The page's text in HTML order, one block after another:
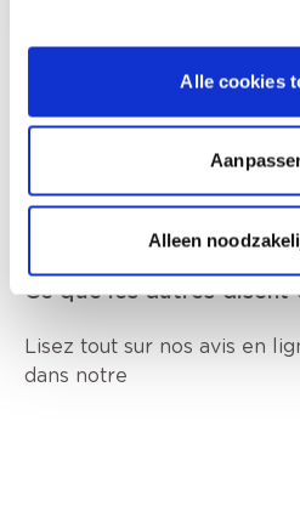
Alle cookies
Alleen
Description du produit
Ce que les autres
Lisez tout sur nos avis en
dans notre